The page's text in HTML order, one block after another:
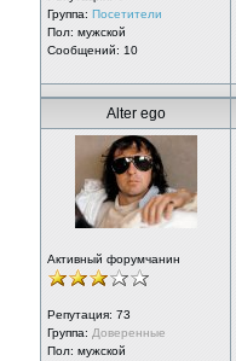
Группа: Посетители
Пол: мужской
Сообщений: 10
Alter ego
Активный форумчанин
Репутация: 73
Группа: Доверенные
Пол: мужской